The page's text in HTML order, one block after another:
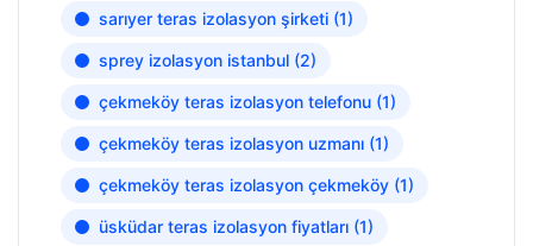
sarıyer teras izolasyon şirketi (1)
sprey izolasyon istanbul (2)
çekmeköy teras izolasyon telefonu (1)
çekmeköy teras izolasyon uzmanı (1)
çekmeköy teras izolasyon çekmeköy (1)
üsküdar teras izolasyon fiyatları (1)